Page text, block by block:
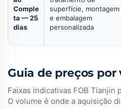
Comple
ta — 25
dias
superfície, montagem
e embalagem
personalizada
Guia de preços por
Faixas indicativas FOB Tianjin
O volume é onde a aquisição